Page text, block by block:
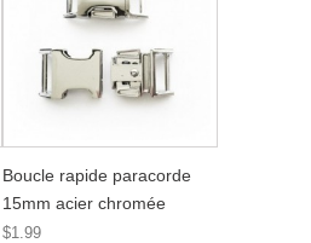
Boucle rapide paracorde
15mm acier chromée
$1.99